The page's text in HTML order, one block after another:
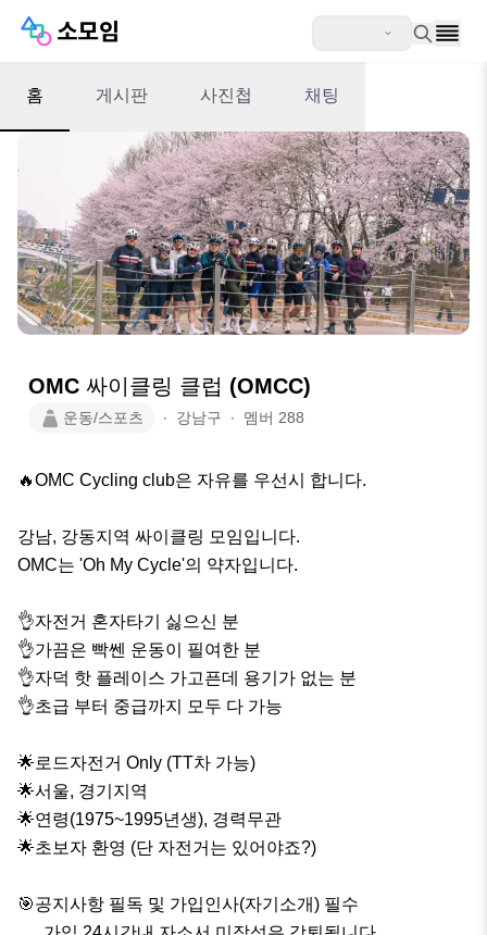
홈 게시판 사진첩 채팅
OMC 싸이클링 클럽 (OMCC)
운동/스포츠 ∙ 강남구 ∙ 멤버 288
🔥OMC Cycling club은 자유를 우선시 합니다.
강남, 강동지역 싸이클링 모임입니다.
OMC는 'Oh My Cycle'의 약자입니다.
👌자전거 혼자타기 싫으신 분
👌가끔은 빡쎈 운동이 필여한 분
👌자덕 핫 플레이스 가고픈데 용기가 없는 분
👌초급 부터 중급까지 모두 다 가능
🌟로드자전거 Only (TT차 가능)
🌟서울, 경기지역
🌟연령(1975~1995년생), 경력무관
🌟초보자 환영 (단 자전거는 있어야죠?)
🎯공지사항 필독 및 가입인사(자기소개) 필수